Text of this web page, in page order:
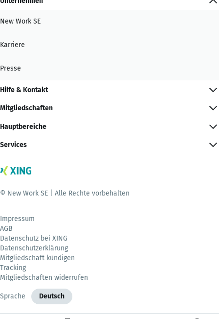
New Work SE
Karriere
Presse
Hilfe & Kontakt
Mitgliedschaften
Hauptbereiche
Services
© New Work SE | Alle Rechte vorbehalten
Impressum
AGB
Datenschutz bei XING
Datenschutzerklärung
Mitgliedschaft kündigen
Tracking
Mitgliedschaften widerrufen
Sprache Deutsch